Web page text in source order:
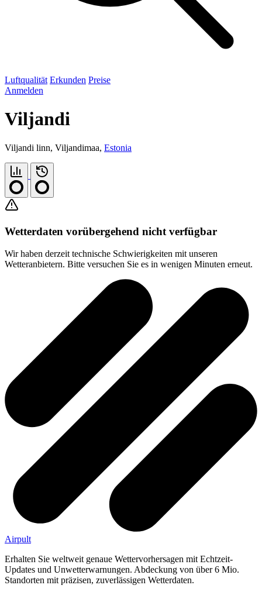
Luftqualität Erkunden Preise
Anmelden
Viljandi
Viljandi linn, Viljandimaa, Estonia
Wetterdaten vorübergehend nicht verfügbar
Wir haben derzeit technische Schwierigkeiten mit unseren
Wetteranbietern. Bitte versuchen Sie es in wenigen Minuten erneut.
Airpult
Erhalten Sie weltweit genaue Wettervorhersagen mit Echtzeit-
Updates und Unwetterwarnungen. Abdeckung von über 6 Mio.
Standorten mit präzisen, zuverlässigen Wetterdaten.